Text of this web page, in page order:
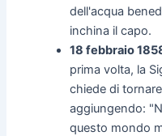
dell'acqua
inchina il capo.
18 febbraio
prima volta, la
chiede di
aggiungendo:
questo mondo